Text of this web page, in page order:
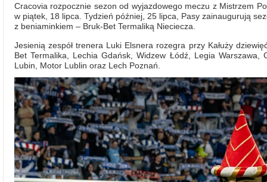
Cracovia rozpocznie sezon od wyjazdowego meczu z Mistrzem
w piątek, 18 lipca. Tydzień później, 25 lipca, Pasy zainaugurują
z beniaminkiem – Bruk-Bet Termaliką Nieciecza.
Jesienią zespół trenera Luki Elsnera rozegra przy Kałuży
Bet Termalika, Lechia Gdańsk, Widzew Łódź, Legia Warszawa,
Lubin, Motor Lublin oraz Lech Poznań.